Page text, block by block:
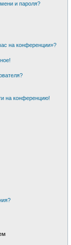
и пароля?
на конференции»?
на конференцию!